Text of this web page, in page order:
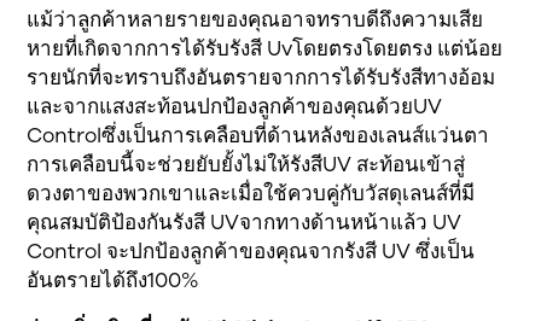
แม้ว่าลูกค้าหลายรายของคุณอาจทราบดีถึงความเสีย
หายที่เกิดจากการได้รับรังสี Uvโดยตรงโดยตรง แต่น้อย
รายนักที่จะทราบถึงอันตรายจากการได้รับรังสีทางอ้อม
และจากแสงสะท้อนปกป้องลูกค้าของคุณด้วยUV
Controlซึ่งเป็นการเคลือบที่ด้านหลังของเลนส์แว่นตา
การเคลือบนี้จะช่วยยับยั้งไม่ให้รังสีUV สะท้อนเข้าสู่
ดวงตาของพวกเขาและเมื่อใช้ควบคู่กับวัสดุเลนส์ที่มี
คุณสมบัติป้องกันรังสี UVจากทางด้านหน้าแล้ว UV
Control จะปกป้องลูกค้าของคุณจากรังสี UV ซึ่งเป็น
อันตรายได้ถึง100%